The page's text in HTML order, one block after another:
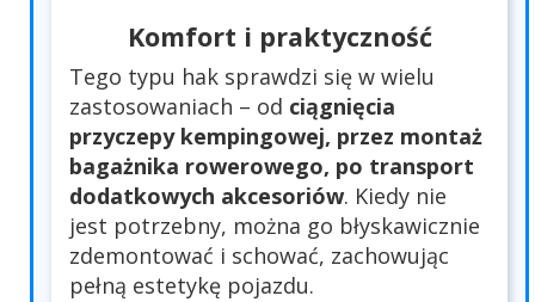
Komfort i praktyczność
Tego typu hak sprawdzi się w wielu
zastosowaniach – od ciągnięcia
przyczepy kempingowej, przez montaż
bagażnika rowerowego, po transport
dodatkowych akcesoriów. Kiedy nie
jest potrzebny, można go błyskawicznie
zdemontować i schować, zachowując
pełną estetykę pojazdu.